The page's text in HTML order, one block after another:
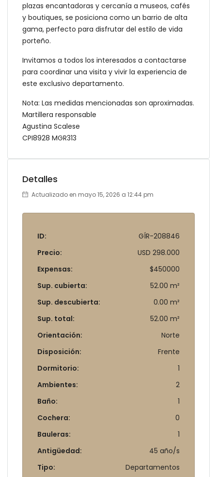
plazas encantadoras y cercanía a museos, cafés
y boutiques, se posiciona como un barrio de alta
gama, perfecto para disfrutar del estilo de vida
porteño.
Invitamos a todos los interesados a contactarse
para coordinar una visita y vivir la experiencia de
este exclusivo departamento.
Nota: Las medidas mencionadas son aproximadas.
Martillera responsable
Agustina Scalese
CPI8928 MGR313
Detalles
Actualizado en mayo 15, 2026 a 12:44 pm
ID:
GÍR-208846
Precio:
USD 298.000
Expensas:
$450000
Sup. cubierta:
52.00 m²
Sup. descubierta:
0.00 m²
Sup. total:
52.00 m²
Orientación:
Norte
Disposición:
Frente
Dormitorio:
1
Ambientes:
2
Baño:
1
Cochera:
0
Bauleras:
1
Antigüedad:
45 año/s
Tipo:
Departamentos